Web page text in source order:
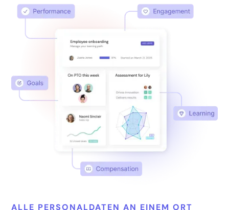
ALLE PERSONALDATEN AN EINEM ORT